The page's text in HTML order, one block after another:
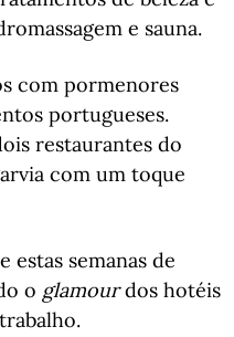
e sauna.
com pormenores
portugueses.
restaurantes do
com um toque
estas semanas de
o glamourdos hotéis